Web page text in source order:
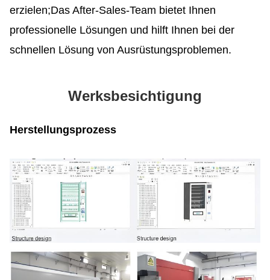
erzielen;Das After-Sales-Team bietet Ihnen
professionelle Lösungen und hilft Ihnen bei der
schnellen Lösung von Ausrüstungsproblemen.
Werksbesichtigung
Herstellungsprozess